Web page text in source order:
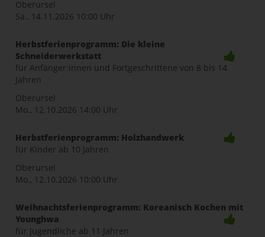
Oberursel
Sa., 14.11.2026 10:00 Uhr
Herbstferienprogramm: Die kleine
Schneiderwerkstatt
für Anfänger:innen und Fortgeschrittene von 8 bis 14
Jahren
Oberursel
Mo., 12.10.2026 14:00 Uhr
Herbstferienprogramm: Holzhandwerk
für Kinder ab 10 Jahren
Oberursel
Mo., 12.10.2026 10:00 Uhr
Weihnachtsferienprogramm: Koreanisch Kochen mit
Younghwa
für Jugendliche ab 11 Jahren